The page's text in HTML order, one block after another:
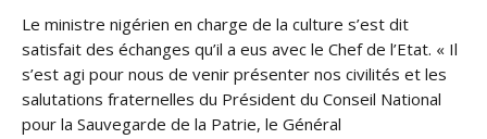
Le ministre nigérien en charge de la culture s’est dit
satisfait des échanges qu’il a eus avec le Chef de l’Etat. « Il
s’est agi pour nous de venir présenter nos civilités et les
salutations fraternelles du Président du Conseil National
pour la Sauvegarde de la Patrie, le Général